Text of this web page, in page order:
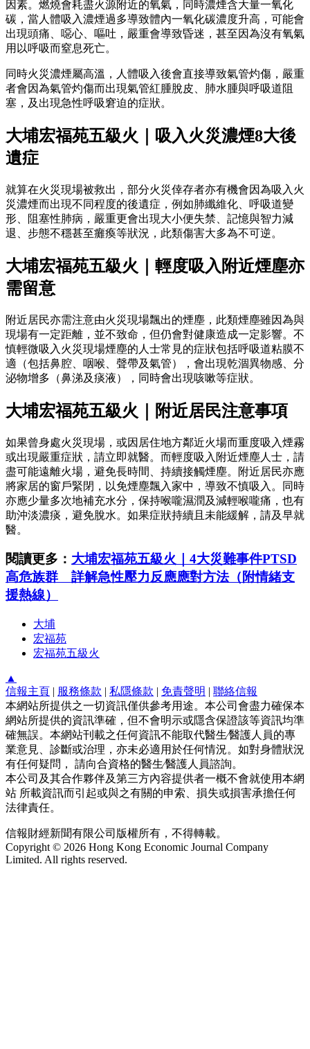
因素。燃燒會耗盡火源附近的氧氣，同時濃煙含大量一氧化
碳，當人體吸入濃煙過多導致體內一氧化碳濃度升高，可能會
出現頭痛、噁心、嘔吐，嚴重會導致昏迷，甚至因為沒有氧氣
用以呼吸而窒息死亡。
同時火災濃煙屬高溫，人體吸入後會直接導致氣管灼傷，嚴重
者會因為氣管灼傷而出現氣管紅腫脫皮、肺水腫與呼吸道阻
塞，及出現急性呼吸窘迫的症狀。
大埔宏福苑五級火｜吸入火災濃煙8大後
遺症
就算在火災現場被救出，部分火災倖存者亦有機會因為吸入火
災濃煙而出現不同程度的後遺症，例如肺纖維化、呼吸道變
形、阻塞性肺病，嚴重更會出現大小便失禁、記憶與智力減
退、步態不穩甚至癱瘓等狀況，此類傷害大多為不可逆。
大埔宏福苑五級火｜輕度吸入附近煙塵亦
需留意
附近居民亦需注意由火災現場飄出的煙塵，此類煙塵雖因為與
現場有一定距離，並不致命，但仍會對健康造成一定影響。不
慎輕微吸入火災現場煙塵的人士常見的症狀包括呼吸道粘膜不
適（包括鼻腔、咽喉、聲帶及氣管），會出現乾涸異物感、分
泌物增多（鼻涕及痰液），同時會出現咳嗽等症狀。
大埔宏福苑五級火｜附近居民注意事項
如果曾身處火災現場，或因居住地方鄰近火場而重度吸入煙霧
或出現嚴重症狀，請立即就醫。而輕度吸入附近煙塵人士，請
盡可能遠離火場，避免長時間、持續接觸煙塵。附近居民亦應
將家居的窗戶緊閉，以免煙塵飄入家中，導致不慎吸入。同時
亦應少量多次地補充水分，保持喉嚨濕潤及減輕喉嚨痛，也有
助沖淡濃痰，避免脫水。如果症狀持續且未能緩解，請及早就
醫。
閱讀更多： 大埔宏福苑五級火｜4大災難事件PTSD
高危族群 詳解急性壓力反應應對方法（附情緒支
援熱線）
大埔
宏福苑
宏福苑五級火
▲
信報主頁 | 服務條款 | 私隱條款 | 免責聲明 | 聯絡信報
本網站所提供之一切資訊僅供參考用途。本公司會盡力確保本
網站所提供的資訊準確，但不會明示或隱含保證該等資訊均準
確無誤。本網站刊載之任何資訊不能取代醫生∕醫護人員的專
業意見、診斷或治理，亦未必適用於任何情況。如對身體狀況
有任何疑問， 請向合資格的醫生∕醫護人員諮詢。
本公司及其合作夥伴及第三方內容提供者一概不會就使用本網
站 所載資訊而引起或與之有關的申索、損失或損害承擔任何
法律責任。
信報財經新聞有限公司版權所有，不得轉載。
Copyright © 2026 Hong Kong Economic Journal Company
Limited. All rights reserved.